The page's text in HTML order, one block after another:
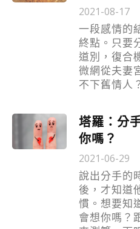
2021-08-17
一段感情的
終點。只要
道別，復合
微網從夫妻
不下舊情人
塔羅：分
你嗎？
2021-06-29
說出分手的
後，才知道
慣。想要知
會想你嗎？